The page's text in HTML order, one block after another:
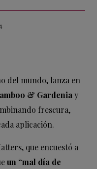
del mundo, lanza en
& Gardenia y
frescura,
aplicación.
que encuestó a
un “mal día de